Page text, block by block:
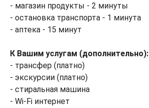
- магазин продукты - 2 минуты
- остановка транспорта - 1 минута
- аптека - 15 минут
К Вашим услугам (дополнительно):
- трансфер (платно)
- экскурсии (платно)
- стиральная машина
- Wi-Fi интернет